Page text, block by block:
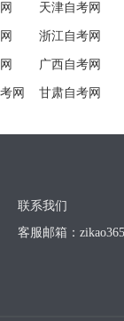
天津自考网
浙江自考网
广西自考网
网 甘肃自考网
联系我们
客服邮箱：